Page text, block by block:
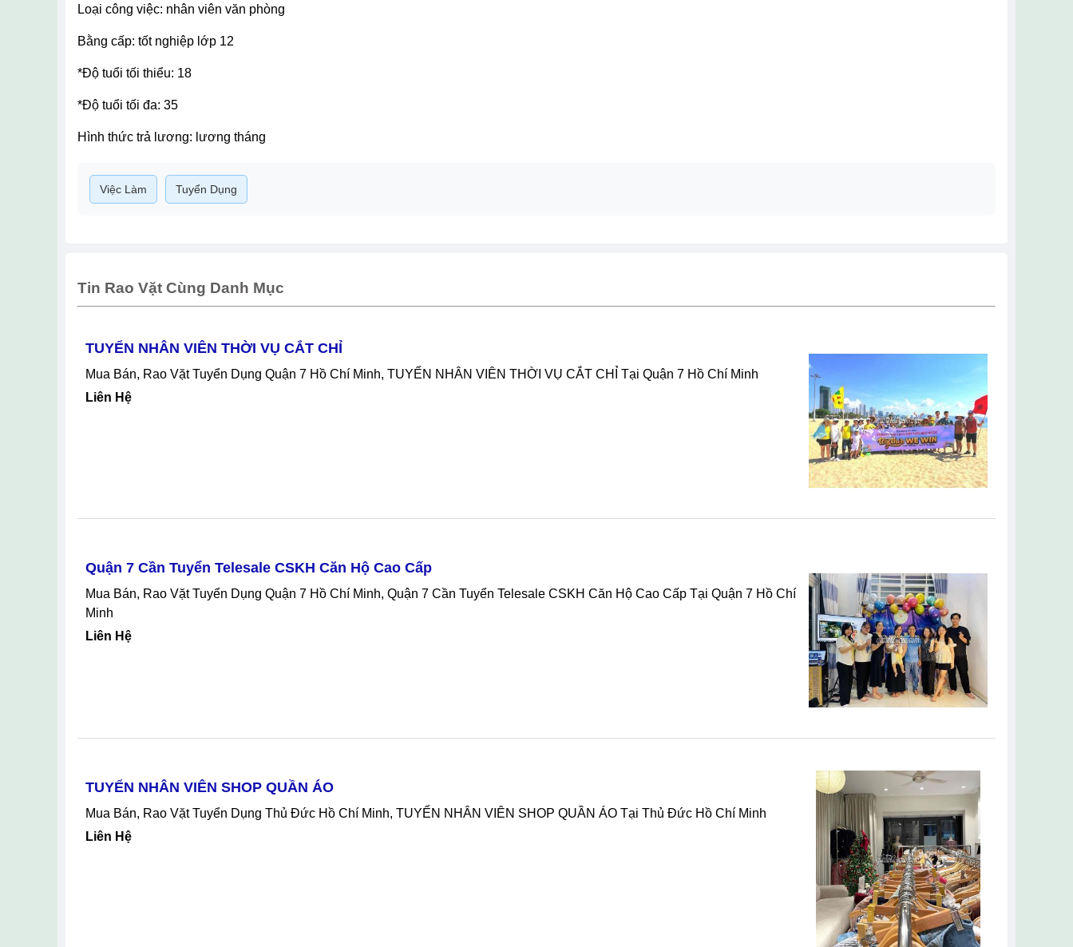
loại công việc: nhân viên văn phòng
bằng cấp: tốt nghiệp lớp 12
*độ tuổi tối thiểu: 18
*độ tuổi tối đa: 35
hình thức trả lương: lương tháng
Việc Làm Tuyển Dụng
Tin Rao Vặt Cùng Danh Mục
TUYỂN NHÂN VIÊN THỜI VỤ CẮT CHỈ
Mua Bán, Rao Vặt Tuyển Dụng Quận 7 Hồ Chí Minh, TUYỂN NHÂN VIÊN THỜI VỤ CẮT CHỈ Tại Quận 7 Hồ Chí Minh
Liên Hệ
Quận 7 Cần Tuyển Telesale CSKH Căn Hộ Cao Cấp
Mua Bán, Rao Vặt Tuyển Dụng Quận 7 Hồ Chí Minh, Quận 7 Cần Tuyển Telesale CSKH Căn Hộ Cao Cấp Tại Quận 7 Hồ Chí
Minh
Liên Hệ
TUYỂN NHÂN VIÊN SHOP QUẦN ÁO
Mua Bán, Rao Vặt Tuyển Dụng Thủ Đức Hồ Chí Minh, TUYỂN NHÂN VIÊN SHOP QUẦN ÁO Tại Thủ Đức Hồ Chí Minh
Liên Hệ